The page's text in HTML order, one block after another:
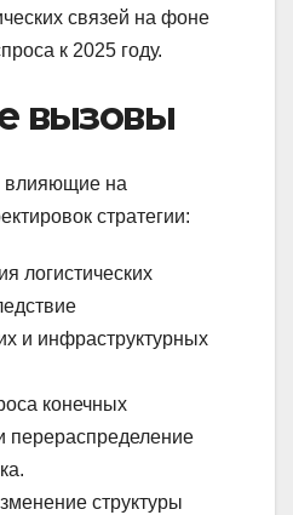
связей на фоне
к 2025 году.
вызовы
на
стратегии:
логистических
и инфраструктурных
конечных
перераспределение
структуры